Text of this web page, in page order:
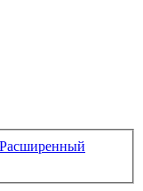
Расширенный